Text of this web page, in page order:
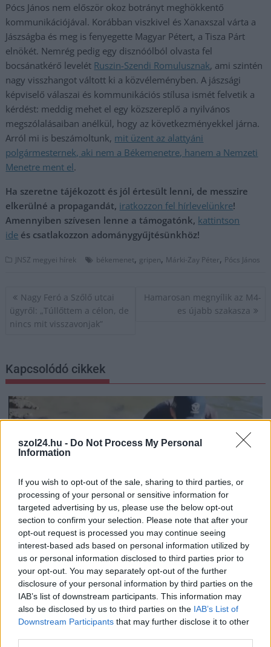
szol24.hu - Do Not Process My Personal
Information
If you wish to opt-out of the sale, sharing to third parties, or
processing of your personal or sensitive information for
targeted advertising by us, please use the below opt-out
section to confirm your selection. Please note that after your
opt-out request is processed you may continue seeing
interest-based ads based on personal information utilized by
us or personal information disclosed to third parties prior to
your opt-out. You may separately opt-out of the further
disclosure of your personal information by third parties on the
IAB’s list of downstream participants. This information may
also be disclosed by us to third parties on the IAB’s List of
Downstream Participants that may further disclose it to other
Pócs János nem először okoz botrányt meghökkentő
kommunikációjával. Korábban viszkivel és Xanaxszal várta a
Jászságba és meg is fenyegette Magyar Pétert, a Tisza Párt
elnökét. Nemrég pedig egy disznóólból olvasta fel
bocsánatkérő levelét Ruszin-Szendi Romulusznak, ami szintén
nagy visszhangot váltott ki a közvéleményben. A jászsági
képviselő válaszai és kommunikációs stílusa ismét felvetik a
kérdést: meddig mehet el egy közszereplő a nyilvános
megszólalásaiban anélkül, hogy az következményekkel járna.
Arról mi is beszámoltunk, mit üzent az alattyáni
polgármesternek, aki nem a Békemenetre, hanem a Nemzeti
Menetre ment el.
Ha szeretne tájékozott és jól értesült lenni, de messzire
elkerülné a propagandát, iratkozzon fel hírlevelünkre!
Amennyiben szívesen lenne a támogatónk, kattintson
ide és csatlakozzon adománygyűjtésünkhöz!
JNSZ megyei hírek békemenet, gripen, Márki-Zay Péter, Pócs János
Bejegyzés
navigáció
Nagy Feró a Szőlő utcai
ügyről: „Túllőttem a célon, de
nincs mit visszavonjak”
Hamarosan megnyílik az M4-
es újabb szakasza
Kapcsolódó cikkek
2026.08.08. szol24.hu
Óriási, több mint két méteres harcsát fogott a
Tiszán a 13 éves fiú (VIDEÓVAL)
Mindössze 13 éves, mégis olyan fogást könyvelhetett el,